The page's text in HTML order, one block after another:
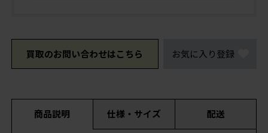
買取のお問い合わせはこちら お気に入り登録
商品説明 仕様・サイズ 配送